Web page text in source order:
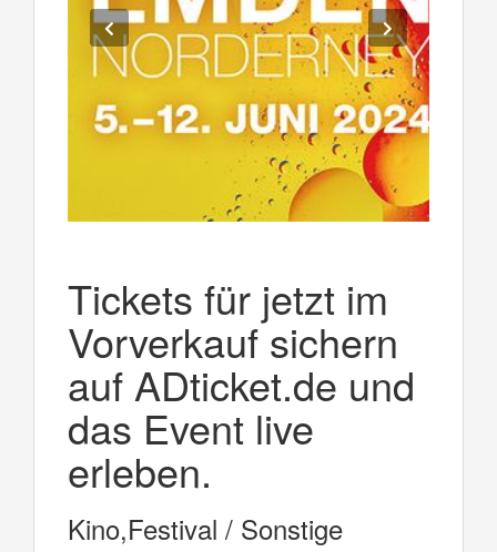
Tickets für jetzt im
Vorverkauf sichern
auf ADticket.de und
das Event live
erleben.
Kino,Festival / Sonstige